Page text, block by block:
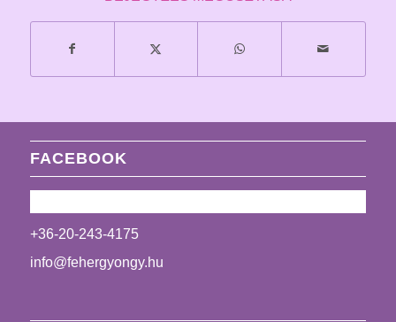
FACEBOOK
+36-20-243-4175
info@fehergyongy.hu